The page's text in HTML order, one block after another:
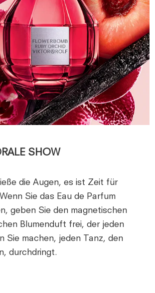
SHOW
die Augen, es ist Zeit für
Sie das Eau de Parfum
geben Sie den magnetischen
Blumenduft frei, der jeden
Sie machen, jeden Tanz, den
durchdringt.